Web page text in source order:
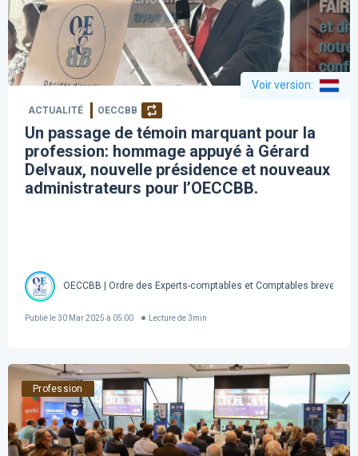
Voir version:
ACTUALITÉ OECCBB
Un passage de témoin marquant pour la
profession: hommage appuyé à Gérard
Delvaux, nouvelle présidence et nouveaux
administrateurs pour l’OECCBB.
OECCBB | Ordre des Experts-comptables et Comptables brevetés
Publié le30 Mar 2025 à 05:00 Lecture de 3min
Profession